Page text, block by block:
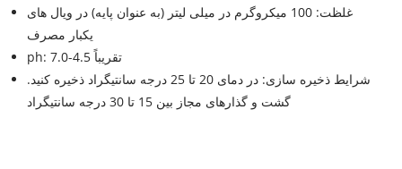
غلظت: 100 میکروگرم در میلی لیتر (به عنوان پایه) در ویال های
یکبار مصرف
ph: تقریباً 4.5-7.0
شرایط ذخیره سازی: در دمای 20 تا 25 درجه سانتیگراد ذخیره کنید.
گشت و گذارهای مجاز بین 15 تا 30 درجه سانتیگراد